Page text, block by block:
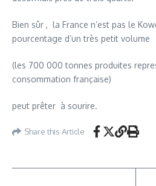
Bien sûr , la France n’est pas le
pourcentage d’un très petit volume
(les 700 000 tonnes produites
consommation française)
peut prêter à sourire.
Share this Article